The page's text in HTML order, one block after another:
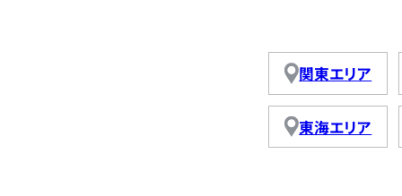
関東エリア
東海エリア